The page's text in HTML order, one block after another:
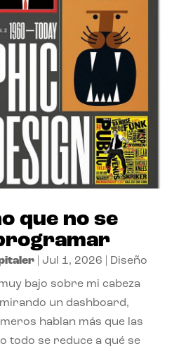
que no se
| Jul 1, 2026 Diseño
bajo sobre mi cabeza
un dashboard,
hablan más que las
todo se reduce a qué se